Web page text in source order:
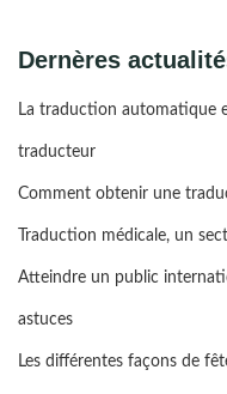
Dernères
La traduction automatique
traducteur
Comment obtenir une
Traduction médicale, un
Atteindre un public
astuces
Les différentes façons de